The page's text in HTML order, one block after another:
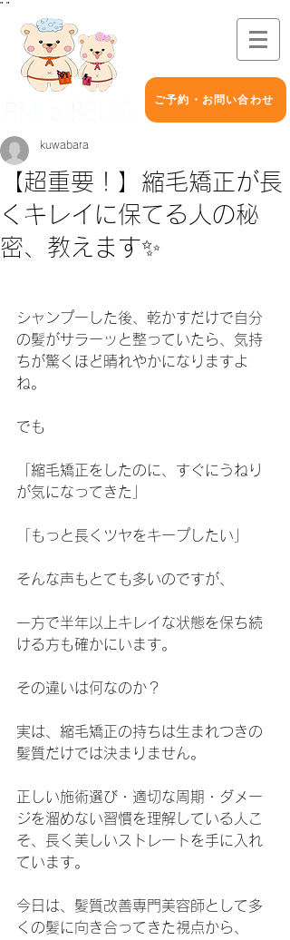
" "
ご予約・お問い合わせ
【超重要！】縮毛矯正が長
くキレイに保てる人の秘
密、教えます✨
kuwabara
シャンプーした後、乾かすだけで自分
の髪がサラーッと整っていたら、気持
ちが驚くほど晴れやかになりますよ
ね。
でも
「縮毛矯正をしたのに、すぐにうねり
が気になってきた」
「もっと長くツヤをキープしたい」
そんな声もとても多いのですが、
一方で半年以上キレイな状態を保ち続
ける方も確かにいます。
その違いは何なのか？
実は、縮毛矯正の持ちは生まれつきの
髪質だけでは決まりません。
正しい施術選び・適切な周期・ダメー
ジを溜めない習慣を理解している人こ
そ、長く美しいストレートを手に入れ
ています。
今日は、髪質改善専門美容師として多
くの髪に向き合ってきた視点から、